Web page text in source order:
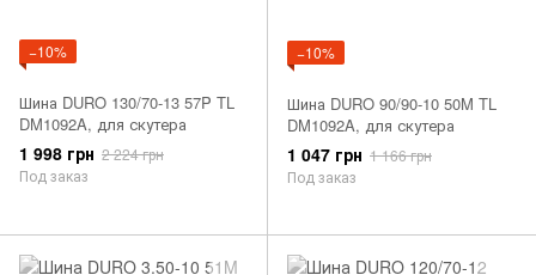
−10%
Шина DURO 130/70-13 57P TL
DM1092A, для скутера
1 998 грн 2 224 грн
Под заказ
−10%
Шина DURO 90/90-10 50M TL
DM1092A, для скутера
1 047 грн 1 166 грн
Под заказ